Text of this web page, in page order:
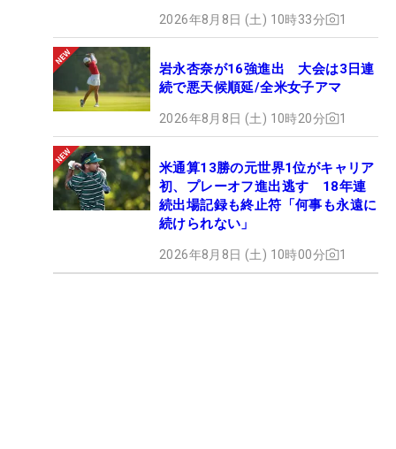
2026年8月8日 (土) 10時33分 1
岩永杏奈が16強進出 大会は3日連
続で悪天候順延/全米女子アマ
2026年8月8日 (土) 10時20分 1
米通算13勝の元世界1位がキャリア
初、プレーオフ進出逃す 18年連
続出場記録も終止符「何事も永遠に
続けられない」
2026年8月8日 (土) 10時00分 1